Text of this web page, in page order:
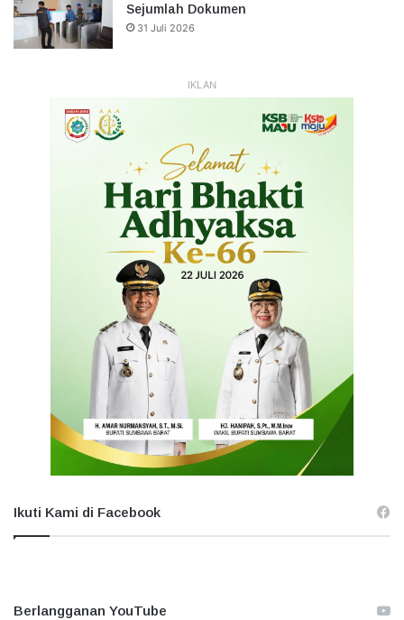
Sejumlah Dokumen
31 Juli 2026
IKLAN
Ikuti Kami di Facebook
Berlangganan YouTube